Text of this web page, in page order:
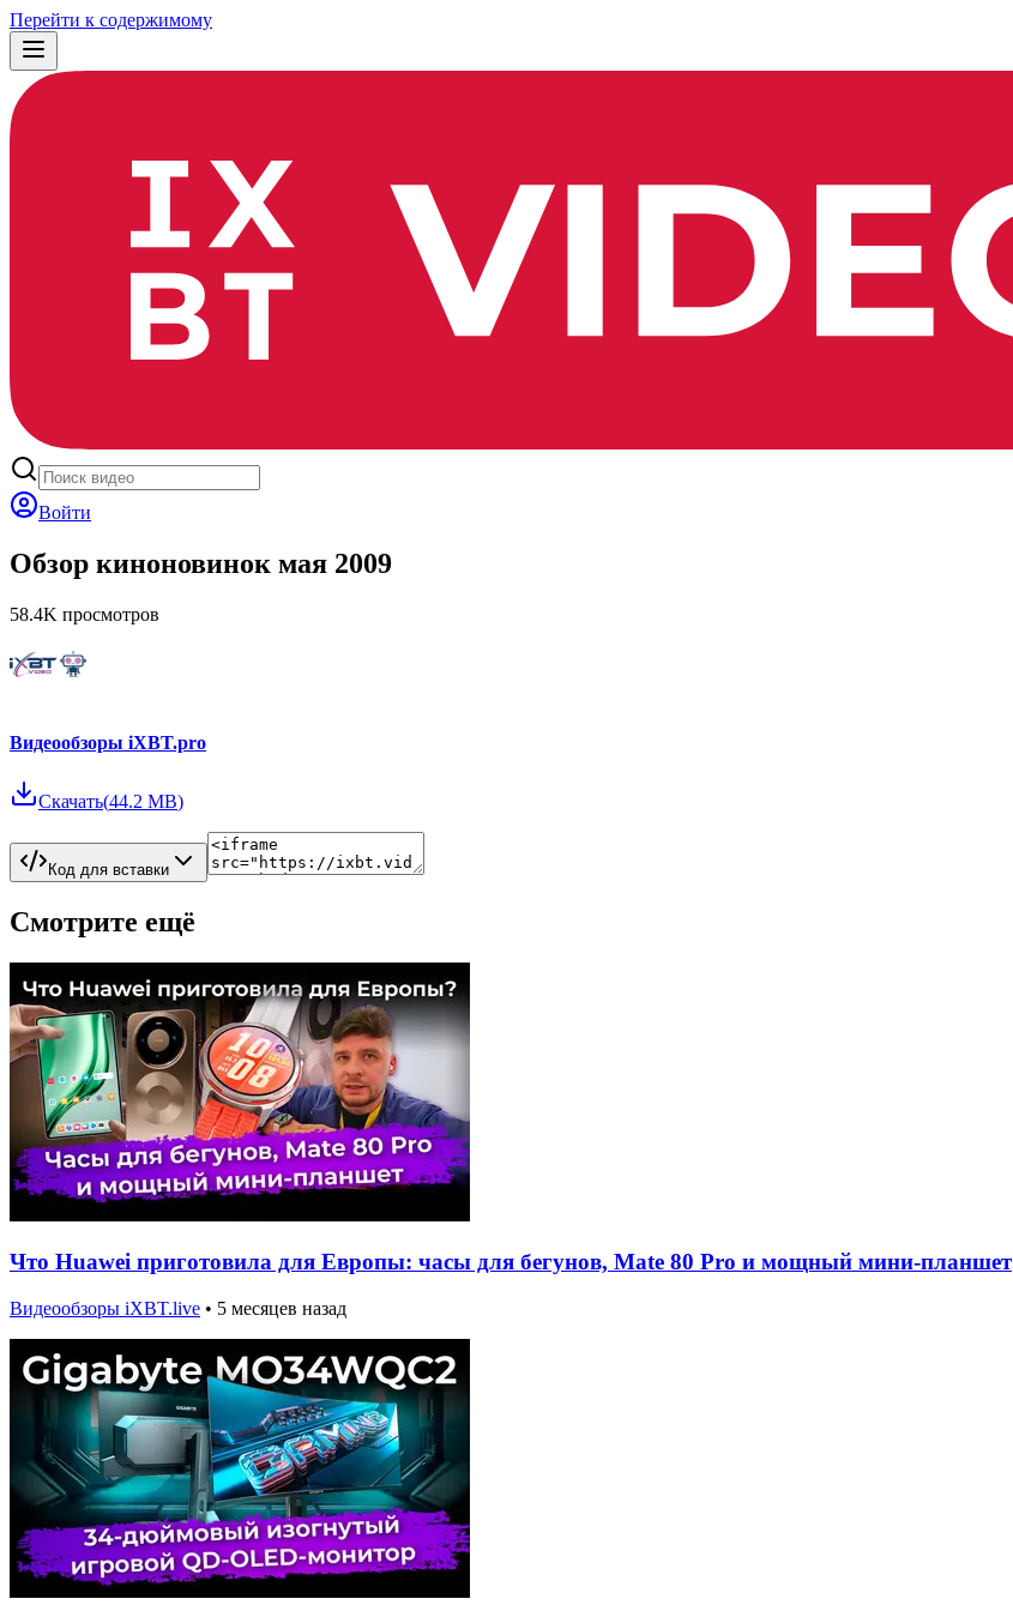
Перейти к содержимому
Войти
Обзор киноновинок мая 2009
58.4K просмотров
Видеообзоры iXBT.pro
Скачать(44.2 MB)
Код для вставки
Смотрите ещё
Что Huawei приготовила для Европы: часы для бегунов, Mate 80 Pro и мощный мини-планшет
Видеообзоры iXBT.live • 5 месяцев назад